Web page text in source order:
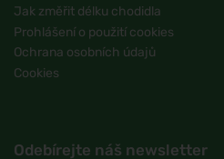
Jak změřit délku chodidla
Prohlášení o použití cookies
Ochrana osobních údajů
Cookies
Odebírejte náš newsletter